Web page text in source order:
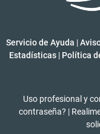
Servicio de Ayuda |
Estadísticas | Política
Uso profesional y
contraseña? |